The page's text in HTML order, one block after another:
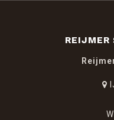
REIJMER